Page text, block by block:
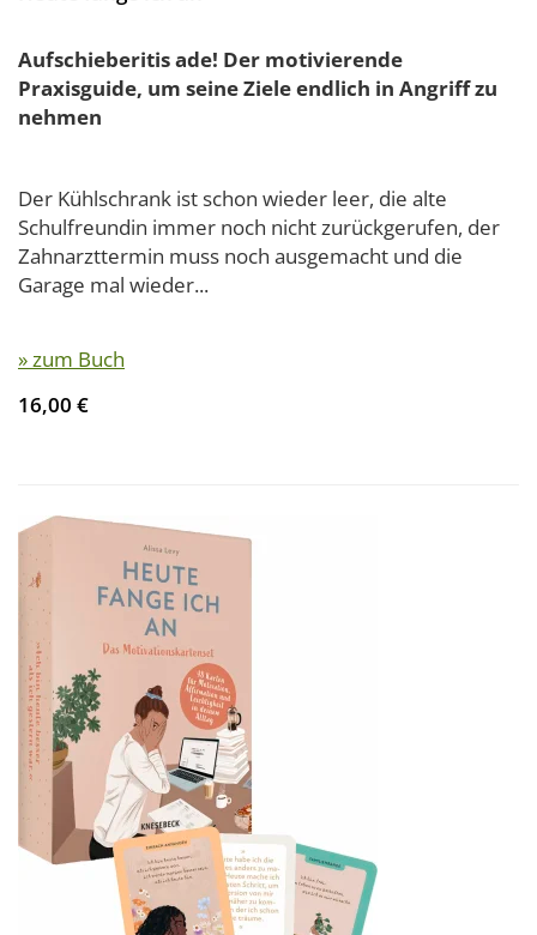
Aufschieberitis ade! Der motivierende
Praxisguide, um seine Ziele endlich in Angriff zu
nehmen
Der Kühlschrank ist schon wieder leer, die alte
Schulfreundin immer noch nicht zurückgerufen, der
Zahnarzttermin muss noch ausgemacht und die
Garage mal wieder...
» zum Buch
16,00 €